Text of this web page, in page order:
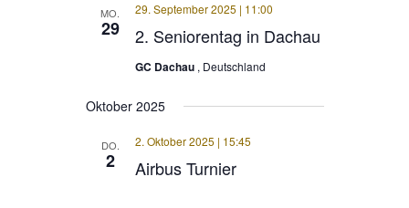
MO.
29 2. Seniorentag in Dachau
29. September 2025 | 11:00
GC Dachau , Deutschland
Oktober 2025
DO.
2 Airbus Turnier
2. Oktober 2025 | 15:45